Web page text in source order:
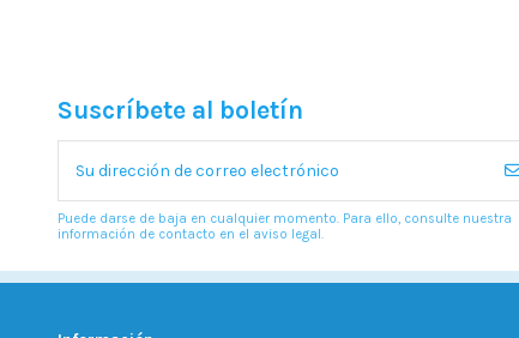
Suscríbete al boletín
Puede darse de baja en cualquier momento. Para ello, consulte nuestra
información de contacto en el aviso legal.